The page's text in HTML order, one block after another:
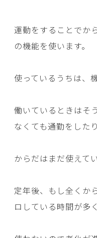
運動をすることでか
の機能を使います。
使っているうちは、
働いているときはそ
なくても通勤をした
からだはまだ使えて
定年後、もし全くか
ロしている時間が多